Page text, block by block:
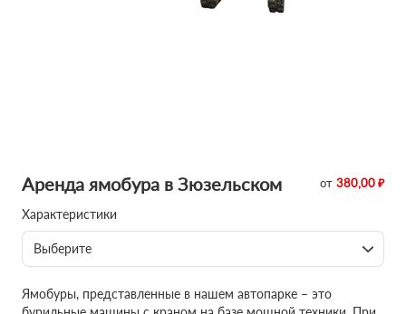
Аренда ямобура в Зюзельском от 380,00 ₽
Характеристики
Выберите
Ямобуры, представленные в нашем автопарке – это